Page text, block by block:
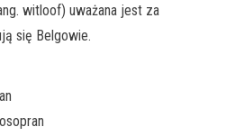
witloof) uważana jest za
się Belgowie.